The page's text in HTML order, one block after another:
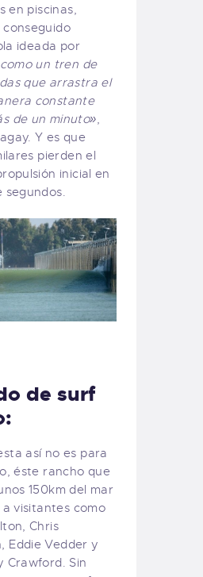
en piscinas,
ideada por
un tren de
que arrastra el
constante
de un minuto»,
Y es que
pierden el
inicial en
segundos.
de surf
así no es para
éste rancho que
150km del mar
visitantes como
Chris
Eddie Vedder y
Crawford. Sin